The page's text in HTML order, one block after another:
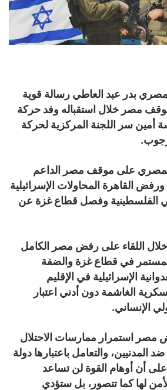
بدر عبد العاطي رسالة قوية
مصر خلال استقباله وفد حركة
أمين سر اللجنة المركزية لحركة
المصري على موقف مصر الداعم
القاهرة المحاولات الإسرائيلية
الفلسطينية وفصل قطاع غزة عن
اللقاء على رفض مصر الكامل
في قطاع غزة والضفة
الإسرائيلية في الإقليم
الغاشمة دون أدني اعتبار
الإنساني.
مصر استمرار ممارسات الاحتلال
المدنيين، والتعامل باعتبارها دولة
أن أوهام القوة لن تساعد
لها كما تتصور، بل ستؤدي